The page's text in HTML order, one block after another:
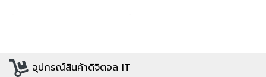
อุปกรณ์สินค้าดิจิตอล IT